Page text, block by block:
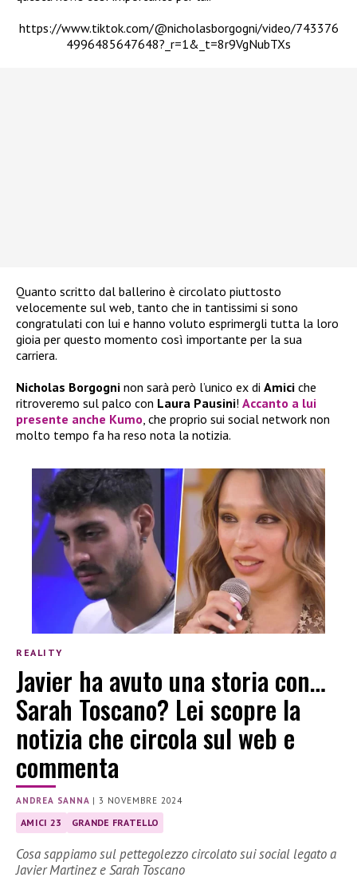
https://www.tiktok.com/@nicholasborgogni/video/743376
4996485647648?_r=1&_t=8r9VgNubTXs
Quanto scritto dal ballerino è circolato piuttosto
velocemente sul web, tanto che in tantissimi si sono
congratulati con lui e hanno voluto esprimergli tutta la loro
gioia per questo momento così importante per la sua
carriera.
Nicholas Borgogni non sarà però l’unico ex di Amici che
ritroveremo sul palco con Laura Pausini! Accanto a lui
presente anche Kumo, che proprio sui social network non
molto tempo fa ha reso nota la notizia.
REALITY
Javier ha avuto una storia con…
Sarah Toscano? Lei scopre la
notizia che circola sul web e
commenta
ANDREA SANNA |3 NOVEMBRE 2024
AMICI 23 GRANDE FRATELLO
Cosa sappiamo sul pettegolezzo circolato sui social legato a
Javier Martinez e Sarah Toscano